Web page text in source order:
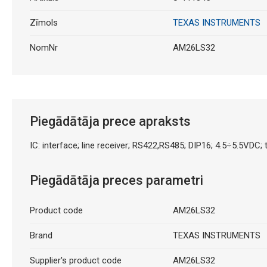
Zīmols TEXAS INSTRUMENTS
NomNr AM26LS32
Piegādātāja prece apraksts
IC: interface; line receiver; RS422,RS485; DIP16; 4.5÷5.5VDC;
Piegādātāja preces parametri
Product code AM26LS32
Brand TEXAS INSTRUMENTS
Supplier's product code AM26LS32